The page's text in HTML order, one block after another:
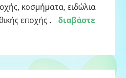
κοσμήματα, ειδώλια
εποχής .
διαβάστε